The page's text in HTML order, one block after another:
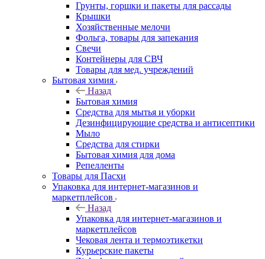
Грунты, горшки и пакеты для рассады
Крышки
Хозяйственные мелочи
Фольга, товары для запекания
Свечи
Контейнеры для СВЧ
Товары для мед. учреждений
Бытовая химия
Назад
Бытовая химия
Средства для мытья и уборки
Дезинфицирующие средства и антисептики
Мыло
Средства для стирки
Бытовая химия для дома
Репелленты
Товары для Пасхи
Упаковка для интернет-магазинов и
маркетплейсов
Назад
Упаковка для интернет-магазинов и
маркетплейсов
Чековая лента и термоэтикетки
Курьерские пакеты